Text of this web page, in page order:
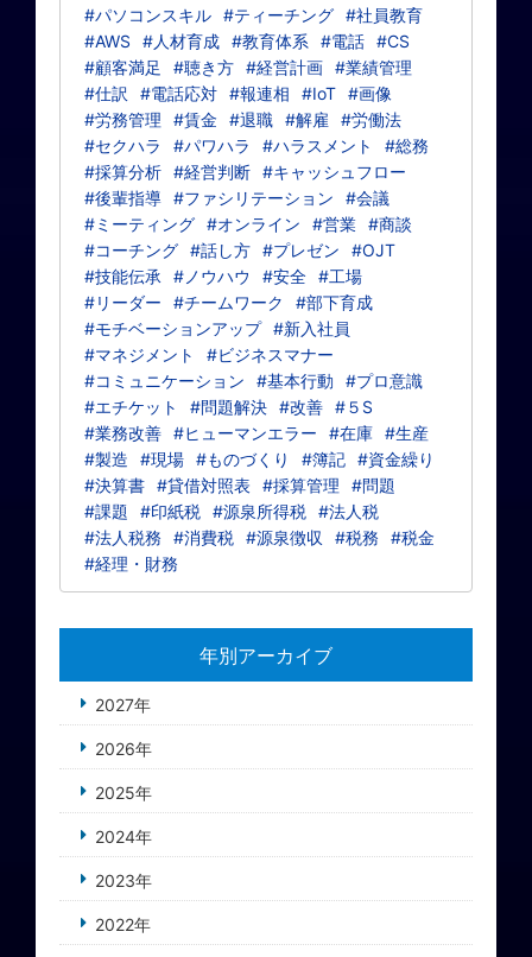
#パソコンスキル #ティーチング #社員教育
#AWS
#人材育成 #教育体系 #電話 #CS
#顧客満足
#聴き方 #経営計画 #業績管理
#仕訳
#電話応対 #報連相 #IoT #画像
#労務管理
#賃金 #退職 #解雇
#労働法
#セクハラ
#パワハラ #ハラスメント
#総務
#採算分析 #経営判断 #キャッシュフロー
#後輩指導 #ファシリテーション
#会議
#ミーティング #オンライン #営業 #商談
#コーチング #話し方 #プレゼン
#OJT
#技能伝承
#ノウハウ #安全 #工場
#リーダー
#チームワーク
#部下育成
#モチベーションアップ #新入社員
#マネジメント
#ビジネスマナー
#コミュニケーション
#基本行動
#プロ意識
#エチケット
#問題解決 #改善 #５S
#業務改善 #ヒューマンエラー #在庫 #生産
#製造
#現場 #ものづくり #簿記 #資金繰り
#決算書 #貸借対照表 #採算管理
#問題
#課題
#印紙税 #源泉所得税 #法人税
#法人税務
#消費税 #源泉徴収 #税務
#税金
#経理・財務
年別アーカイブ
2027年
2026年
2025年
2024年
2023年
2022年